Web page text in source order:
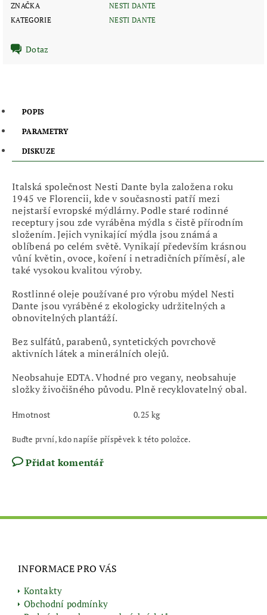
ZNAČKA
NESTI DANTE
KATEGORIE
NESTI DANTE
Dotaz
POPIS
PARAMETRY
DISKUZE
Italská společnost Nesti Dante byla založena roku
1945 ve Florencii, kde v současnosti patří mezi
nejstarší evropské mýdlárny. Podle staré rodinné
receptury jsou zde vyráběna mýdla s čistě přírodním
složením. Jejich vynikající mýdla jsou známá a
oblíbená po celém světě. Vynikají především krásnou
vůní květin, ovoce, koření i netradičních příměsí, ale
také vysokou kvalitou výroby.
Rostlinné oleje používané pro výrobu mýdel Nesti
Dante jsou vyráběné z ekologicky udržitelných a
obnovitelných plantáží.
Bez sulfátů, parabenů, syntetických povrchově
aktivních látek a minerálních olejů.
Neobsahuje EDTA. Vhodné pro vegany, neobsahuje
složky živočišného původu. Plně recyklovatelný obal.
Hmotnost 0.25 kg
Buďte první, kdo napíše příspěvek k této položce.
Přidat komentář
INFORMACE PRO VÁS
Kontakty
Obchodní podmínky